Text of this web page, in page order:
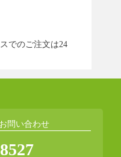
でのご注文は24
問い合わせ